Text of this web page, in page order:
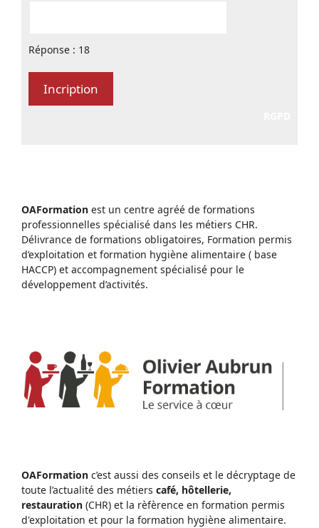
Réponse : 18
OAFormation est un centre agréé de formations
professionnelles spécialisé dans les métiers CHR.
Délivrance de formations obligatoires, Formation permis
d’exploitation et formation hygiène alimentaire ( base
HACCP) et accompagnement spécialisé pour le
développement d’activités.
OAFormation c’est aussi des conseils et le décryptage de
toute l’actualité des métiers café, hôtellerie,
restauration (CHR) et la rèfèrence en formation permis
d'exploitation et pour la formation hygiène alimentaire.